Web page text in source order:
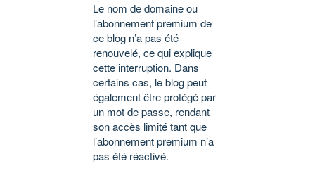
Le nom de domaine ou
l’abonnement premium de
ce blog n’a pas été
renouvelé, ce qui explique
cette interruption. Dans
certains cas, le blog peut
également être protégé par
un mot de passe, rendant
son accès limité tant que
l’abonnement premium n’a
pas été réactivé.